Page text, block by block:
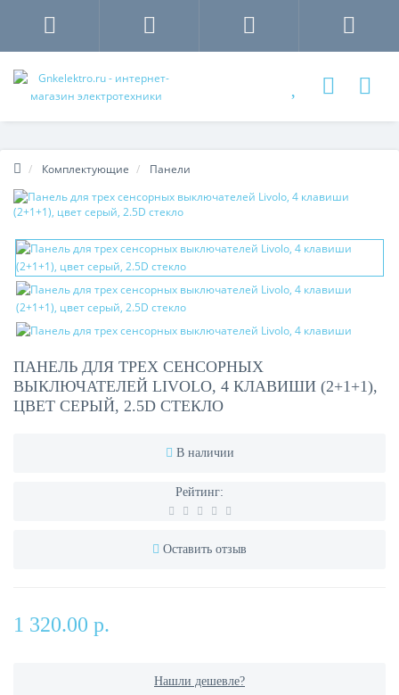
Комплектующие Панели
ПАНЕЛЬ ДЛЯ ТРЕХ СЕНСОРНЫХ
ВЫКЛЮЧАТЕЛЕЙ LIVOLO, 4 КЛАВИШИ (2+1+1),
ЦВЕТ СЕРЫЙ, 2.5D СТЕКЛО
В наличии
Рейтинг:
Оставить отзыв
1 320.00 р.
Нашли дешевле?